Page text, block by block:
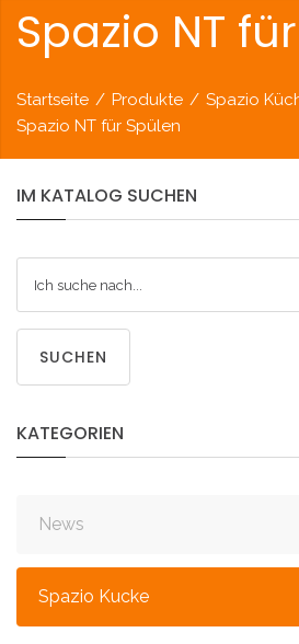
Spazio NT
Startseite / Produkte / Spazio
Spazio NT für Spülen
IM KATALOG SUCHEN
SUCHEN
KATEGORIEN
News
Spazio Kucke